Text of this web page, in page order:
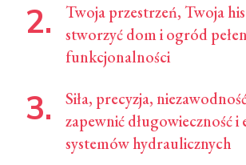
Twoja przestrzeń, Twoja
stworzyć dom i ogród
funkcjonalności
Siła, precyzja,
zapewnić długowieczność
systemów hydraulicznych